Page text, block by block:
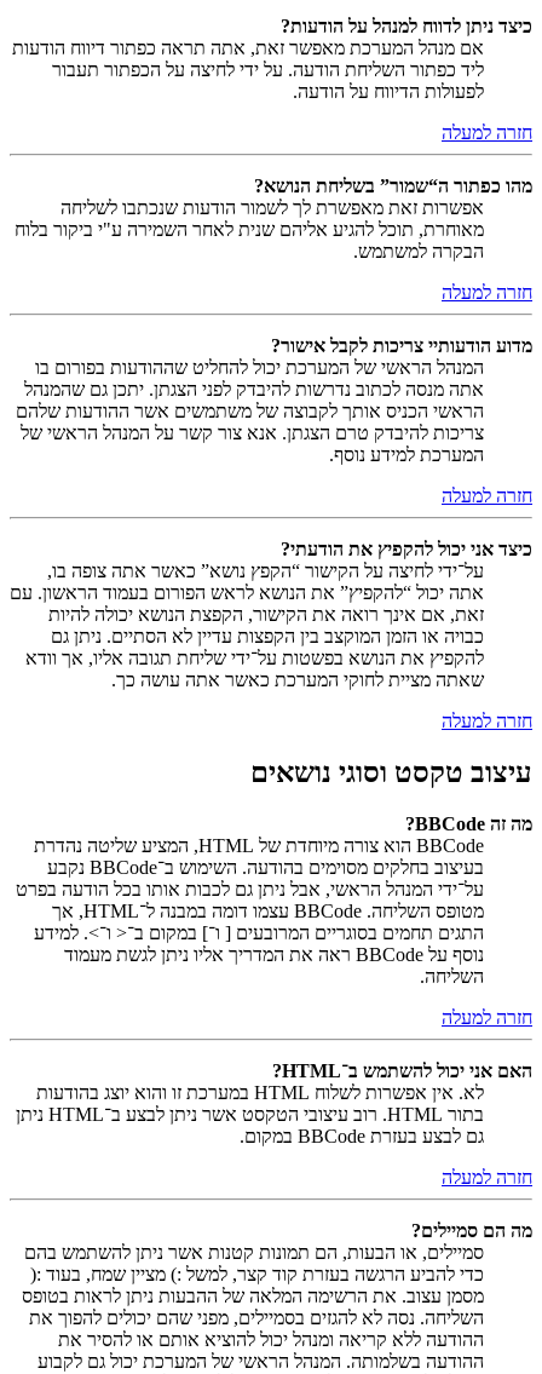
כיצד ניתן לדווח למנהל על הודעות?
אם מנהל המערכת מאפשר זאת, אתה תראה כפתור דיווח הודעות
ליד כפתור השליחת הודעה. על ידי לחיצה על הכפתור תעבור
לפעולות הדיווח על הודעה.
חזרה למעלה
מהו כפתור ה“שמור” בשליחת הנושא?
אפשרות זאת מאפשרת לך לשמור הודעות שנכתבו לשליחה
מאוחרת, תוכל להגיע אליהם שנית לאחר השמירה ע"י ביקור בלוח
הבקרה למשתמש.
חזרה למעלה
מדוע הודעותיי צריכות לקבל אישור?
המנהל הראשי של המערכת יכול להחליט שההודעות בפורום בו
אתה מנסה לכתוב נדרשות להיבדק לפני הצגתן. יתכן גם שהמנהל
הראשי הכניס אותך לקבוצה של משתמשים אשר ההודעות שלהם
צריכות להיבדק טרם הצגתן. אנא צור קשר על המנהל הראשי של
המערכת למידע נוסף.
חזרה למעלה
כיצד אני יכול להקפיץ את הודעתי?
על־ידי לחיצה על הקישור “הקפץ נושא” כאשר אתה צופה בו,
אתה יכול “להקפיץ” את הנושא לראש הפורום בעמוד הראשון. עם
זאת, אם אינך רואה את הקישור, הקפצת הנושא יכולה להיות
כבויה או הזמן המוקצב בין הקפצות עדיין לא הסתיים. ניתן גם
להקפיץ את הנושא בפשטות על־ידי שליחת תגובה אליו, אך וודא
שאתה מציית לחוקי המערכת כאשר אתה עושה כך.
חזרה למעלה
עיצוב טקסט וסוגי נושאים
מה זה BBCode?
BBCode הוא צורה מיוחדת של HTML, המציע שליטה נהדרת
בעיצוב בחלקים מסוימים בהודעה. השימוש ב־BBCode נקבע
על־ידי המנהל הראשי, אבל ניתן גם לכבות אותו בכל הודעה בפרט
מטופס השליחה. BBCode עצמו דומה במבנה ל־HTML, אך
התגים תחמים בסוגריים המרובעים [ ו־] במקום ב־< ו־>. למידע
נוסף על BBCode ראה את המדריך אליו ניתן לגשת מעמוד
השליחה.
חזרה למעלה
האם אני יכול להשתמש ב־HTML?
לא. אין אפשרות לשלוח HTML במערכת זו והוא יוצג בהודעות
בתור HTML. רוב עיצובי הטקסט אשר ניתן לבצע ב־HTML ניתן
גם לבצע בעזרת BBCode במקום.
חזרה למעלה
מה הם סמיילים?
סמיילים, או הבעות, הם תמונות קטנות אשר ניתן להשתמש בהם
כדי להביע הרגשה בעזרת קוד קצר, למשל :) מציין שמח, בעוד :(
מסמן עצוב. את הרשימה המלאה של ההבעות ניתן לראות בטופס
השליחה. נסה לא להגזים בסמיילים, מפני שהם יכולים להפוך את
ההודעה ללא קריאה ומנהל יכול להוציא אותם או להסיר את
ההודעה בשלמותה. המנהל הראשי של המערכת יכול גם לקבוע